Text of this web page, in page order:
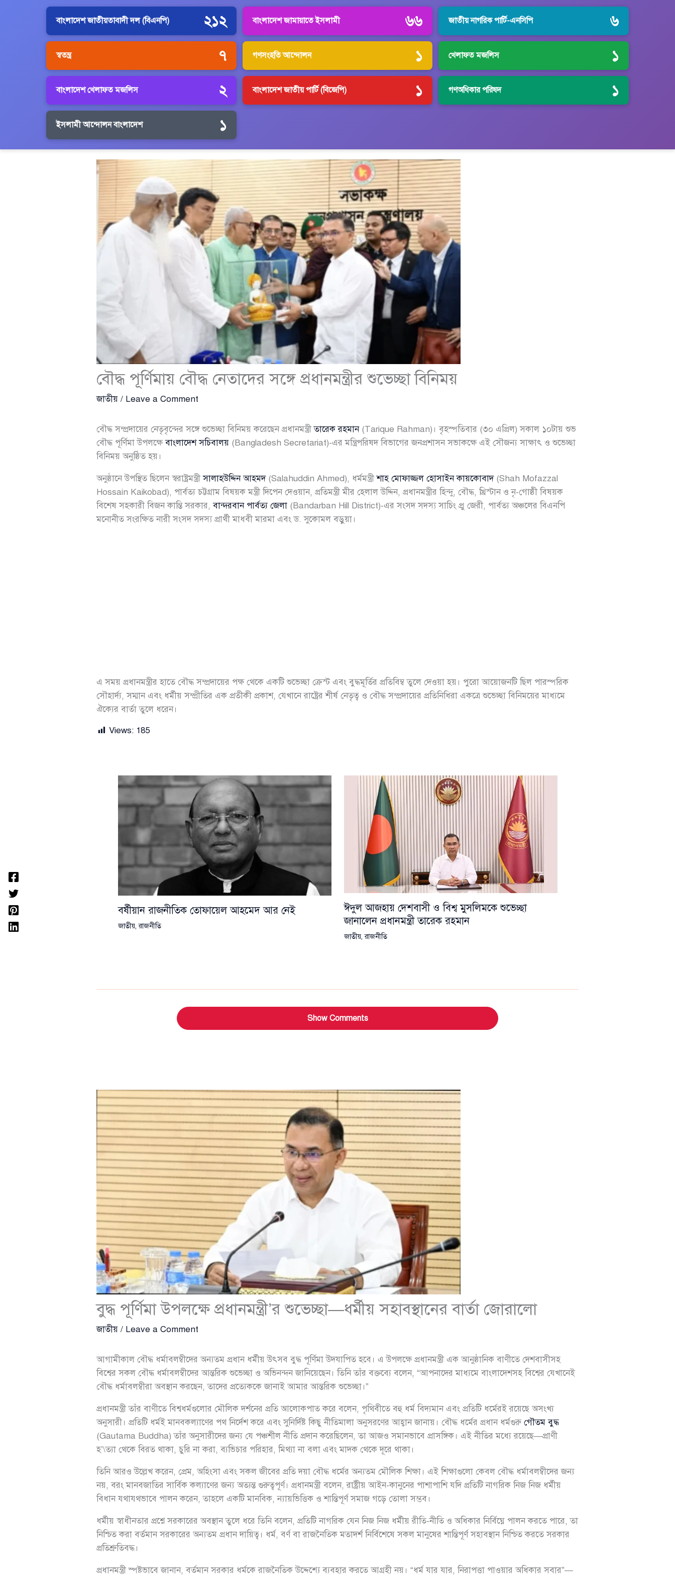
বাংলাদেশ জাতীয়তাবাদী দল (বিএনপি) ২১২ বাংলাদেশ জামায়াতে ইসলামী ৬৬ জাতীয় নাগরিক পার্টি-এনসিপি ৬
স্বতন্ত্র ৭ গণসংহতি আন্দোলন ১ খেলাফত মজলিস ১
বাংলাদেশ খেলাফত মজলিস ২ বাংলাদেশ জাতীয় পার্টি (বিজেপি) ১ গণঅধিকার পরিষদ ১
ইসলামী আন্দোলন বাংলাদেশ ১
বৌদ্ধ পূর্ণিমায় বৌদ্ধ নেতাদের সঙ্গে প্রধানমন্ত্রীর শুভেচ্ছা বিনিময়
জাতীয় / Leave a Comment
বৌদ্ধ সম্প্রদায়ের নেতৃবৃন্দের সঙ্গে শুভেচ্ছা বিনিময় করেছেন প্রধানমন্ত্রীতারেক রহমান(Tarique Rahman)। বৃহস্পতিবার (৩০ এপ্রিল) সকাল ১০টায় শুভ
বৌদ্ধ পূর্ণিমা উপলক্ষেবাংলাদেশ সচিবালয় (Bangladesh Secretariat)-এর মন্ত্রিপরিষদ বিভাগের জনপ্রশাসন সভাকক্ষে এই সৌজন্য সাক্ষাৎ ও শুভেচ্ছা
বিনিময় অনুষ্ঠিত হয়।
অনুষ্ঠানে উপস্থিত ছিলেন স্বরাষ্ট্রমন্ত্রীসালাহউদ্দিন আহমদ(Salahuddin Ahmed), ধর্মমন্ত্রীশাহ মোফাজ্জল হোসাইন কায়কোবাদ(Shah Mofazzal
Hossain Kaikobad), পার্বত্য চট্টগ্রাম বিষয়ক মন্ত্রী দিপেন দেওয়ান, প্রতিমন্ত্রী মীর হেলাল উদ্দিন, প্রধানমন্ত্রীর হিন্দু, বৌদ্ধ, খ্রিস্টান ও নৃ-গোষ্ঠী বিষয়ক
বিশেষ সহকারী বিজন কান্তি সরকার,বান্দরবান পার্বত্য জেলা (Bandarban Hill District)-এর সংসদ সদস্য সাচিং প্রু জেরী, পার্বত্য অঞ্চলের বিএনপি
মনোনীত সংরক্ষিত নারী সংসদ সদস্য প্রার্থী মাধবী মারমা এবং ড. সুকোমল বড়ুয়া।
এ সময় প্রধানমন্ত্রীর হাতে বৌদ্ধ সম্প্রদায়ের পক্ষ থেকে একটি শুভেচ্ছা ক্রেস্ট এবং বুদ্ধমূর্তির প্রতিবিম্ব তুলে দেওয়া হয়। পুরো আয়োজনটি ছিল পারস্পরিক
সৌহার্দ্য, সম্মান এবং ধর্মীয় সম্প্রীতির এক প্রতীকী প্রকাশ, যেখানে রাষ্ট্রের শীর্ষ নেতৃত্ব ও বৌদ্ধ সম্প্রদায়ের প্রতিনিধিরা একত্রে শুভেচ্ছা বিনিময়ের মাধ্যমে
ঐক্যের বার্তা তুলে ধরেন।
Views: 185
বর্ষীয়ান রাজনীতিক তোফায়েল আহমেদ আর নেই
জাতীয়,রাজনীতি
ঈদুল আজহায় দেশবাসী ও বিশ্ব মুসলিমকে শুভেচ্ছা
জানালেন প্রধানমন্ত্রী তারেক রহমান
জাতীয়,রাজনীতি
Show Comments
বুদ্ধ পূর্ণিমা উপলক্ষে প্রধানমন্ত্রী’র শুভেচ্ছা—ধর্মীয় সহাবস্থানের বার্তা জোরালো
জাতীয় / Leave a Comment
আগামীকাল বৌদ্ধ ধর্মাবলম্বীদের অন্যতম প্রধান ধর্মীয় উৎসব বুদ্ধ পূর্ণিমা উদযাপিত হবে। এ উপলক্ষে প্রধানমন্ত্রী এক আনুষ্ঠানিক বাণীতে দেশবাসীসহ
বিশ্বের সকল বৌদ্ধ ধর্মাবলম্বীদের আন্তরিক শুভেচ্ছা ও অভিনন্দন জানিয়েছেন। তিনি তাঁর বক্তব্যে বলেন, “আপনাদের মাধ্যমে বাংলাদেশসহ বিশ্বের যেখানেই
বৌদ্ধ ধর্মাবলম্বীরা অবস্থান করছেন, তাদের প্রত্যেককে জানাই আমার আন্তরিক শুভেচ্ছা।”
প্রধানমন্ত্রী তাঁর বাণীতে বিশ্বধর্মগুলোর মৌলিক দর্শনের প্রতি আলোকপাত করে বলেন, পৃথিবীতে বহু ধর্ম বিদ্যমান এবং প্রতিটি ধর্মেরই রয়েছে অসংখ্য
অনুসারী। প্রতিটি ধর্মই মানবকল্যাণের পথ নির্দেশ করে এবং সুনির্দিষ্ট কিছু নীতিমালা অনুসরণের আহ্বান জানায়। বৌদ্ধ ধর্মের প্রধান ধর্মগুরুগৌতম বুদ্ধ
(Gautama Buddha) তাঁর অনুসারীদের জন্য যে পঞ্চশীল নীতি প্রদান করেছিলেন, তা আজও সমানভাবে প্রাসঙ্গিক। এই নীতির মধ্যে রয়েছে—প্রাণী
হ’\ত্যা থেকে বিরত থাকা, চুরি না করা, ব্যভিচার পরিহার, মিথ্যা না বলা এবং মাদক থেকে দূরে থাকা।
তিনি আরও উল্লেখ করেন, প্রেম, অহিংসা এবং সকল জীবের প্রতি দয়া বৌদ্ধ ধর্মের অন্যতম মৌলিক শিক্ষা। এই শিক্ষাগুলো কেবল বৌদ্ধ ধর্মাবলম্বীদের জন্য
নয়, বরং মানবজাতির সার্বিক কল্যাণের জন্য অত্যন্ত গুরুত্বপূর্ণ। প্রধানমন্ত্রী বলেন, রাষ্ট্রীয় আইন-কানুনের পাশাপাশি যদি প্রতিটি নাগরিক নিজ নিজ ধর্মীয়
বিধান যথাযথভাবে পালন করেন, তাহলে একটি মানবিক, ন্যায়ভিত্তিক ও শান্তিপূর্ণ সমাজ গড়ে তোলা সম্ভব।
ধর্মীয় স্বাধীনতার প্রশ্নে সরকারের অবস্থান তুলে ধরে তিনি বলেন, প্রতিটি নাগরিক যেন নিজ নিজ ধর্মীয় রীতি-নীতি ও অধিকার নির্বিঘ্নে পালন করতে পারে, তা
নিশ্চিত করা বর্তমান সরকারের অন্যতম প্রধান দায়িত্ব। ধর্ম, বর্ণ বা রাজনৈতিক মতাদর্শ নির্বিশেষে সকল মানুষের শান্তিপূর্ণ সহাবস্থান নিশ্চিত করতে সরকার
প্রতিশ্রুতিবদ্ধ।
প্রধানমন্ত্রী স্পষ্টভাবে জানান, বর্তমান সরকার ধর্মকে রাজনৈতিক উদ্দেশ্যে ব্যবহার করতে আগ্রহী নয়। “ধর্ম যার যার, নিরাপত্তা পাওয়ার অধিকার সবার”—